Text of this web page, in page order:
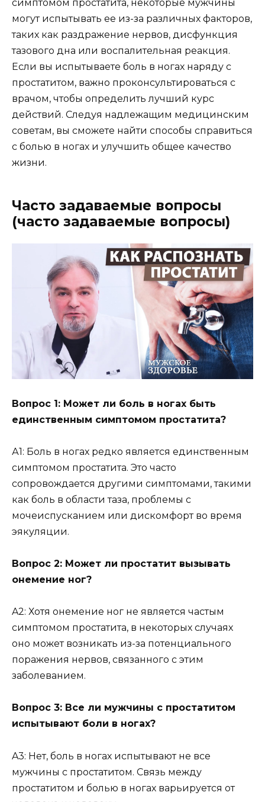
симптомом простатита, некоторые мужчины
могут испытывать ее из-за различных факторов,
таких как раздражение нервов, дисфункция
тазового дна или воспалительная реакция.
Если вы испытываете боль в ногах наряду с
простатитом, важно проконсультироваться с
врачом, чтобы определить лучший курс
действий. Следуя надлежащим медицинским
советам, вы сможете найти способы справиться
с болью в ногах и улучшить общее качество
жизни.
Часто задаваемые вопросы
(часто задаваемые вопросы)
Вопрос 1: Может ли боль в ногах быть
единственным симптомом простатита?
А1: Боль в ногах редко является единственным
симптомом простатита. Это часто
сопровождается другими симптомами, такими
как боль в области таза, проблемы с
мочеиспусканием или дискомфорт во время
эякуляции.
Вопрос 2: Может ли простатит вызывать
онемение ног?
A2: Хотя онемение ног не является частым
симптомом простатита, в некоторых случаях
оно может возникать из-за потенциального
поражения нервов, связанного с этим
заболеванием.
Вопрос 3: Все ли мужчины с простатитом
испытывают боли в ногах?
A3: Нет, боль в ногах испытывают не все
мужчины с простатитом. Связь между
простатитом и болью в ногах варьируется от